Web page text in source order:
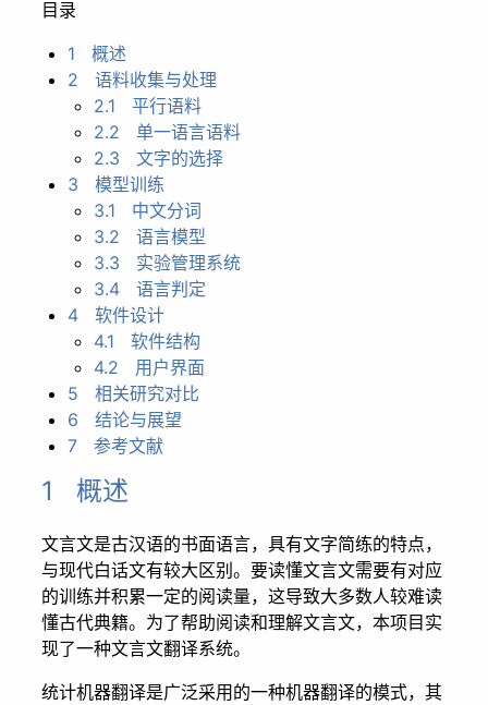
目录
1 概述
2 语料收集与处理
2.1 平行语料
2.2 单一语言语料
2.3 文字的选择
3 模型训练
3.1 中文分词
3.2 语言模型
3.3 实验管理系统
3.4 语言判定
4 软件设计
4.1 软件结构
4.2 用户界面
5 相关研究对比
6 结论与展望
7 参考文献
1 概述
文言文是古汉语的书面语言，具有文字简练的特点，
与现代白话文有较大区别。要读懂文言文需要有对应
的训练并积累一定的阅读量，这导致大多数人较难读
懂古代典籍。为了帮助阅读和理解文言文，本项目实
现了一种文言文翻译系统。
统计机器翻译是广泛采用的一种机器翻译的模式，其